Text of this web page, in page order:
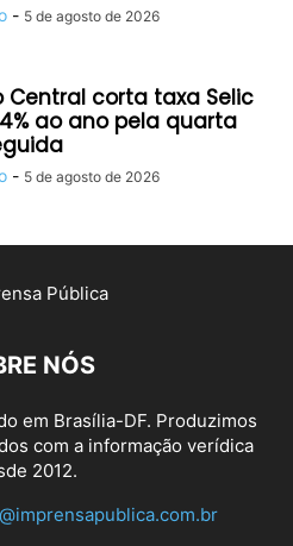
- 5 de agosto de 2026
Central corta taxa Selic
ao ano pela quarta
- 5 de agosto de 2026
NÓS
em Brasília-DF. Produzimos
com a informação verídica
2012.